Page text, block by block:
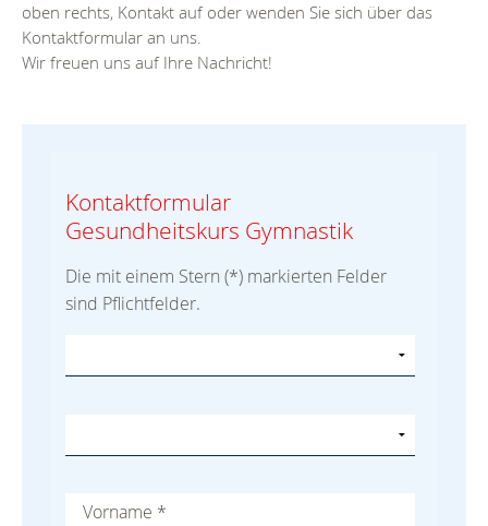
oben rechts, Kontakt auf oder wenden Sie sich über das
Kontaktformular an uns.
Wir freuen uns auf Ihre Nachricht!
Kontaktformular
Gesundheitskurs Gymnastik
Die mit einem Stern (*) markierten Felder
sind Pflichtfelder.
Vorname *